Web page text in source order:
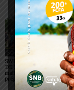
SOCIÉTÉ
SWEDD+ Togo / ECOLE
DE LA CHANCE : les
maitres-artisans se
préparent à transmettre